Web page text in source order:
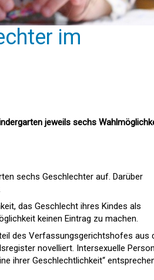
im
jeweils sechs
sechs Geschlechter auf. Darüber
das Geschlecht ihres Kindes als
keinen Eintrag zu machen.
des Verfassungsgerichtshofes aus
novelliert. Intersexuelle
ihrer Geschlechtlichkeit“